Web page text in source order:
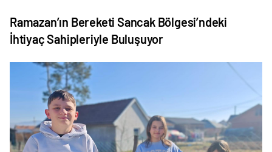
Ramazan’ın Bereketi Sancak Bölgesi’ndeki
İhtiyaç Sahipleriyle Buluşuyor